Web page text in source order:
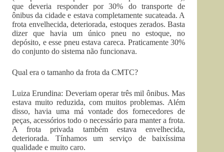
que deveria responder por 30% do transporte de
ônibus da cidade e estava completamente sucateada. A
frota envelhecida, deteriorada, estoques zerados. Basta
dizer que havia um único pneu no estoque, no
depósito, e esse pneu estava careca. Praticamente 30%
do conjunto do sistema não funcionava.
Qual era o tamanho da frota da CMTC?
Luiza Erundina: Deveriam operar três mil ônibus. Mas
estava muito reduzida, com muitos problemas. Além
disso, havia uma má vontade dos fornecedores de
peças, acessórios todo o necessário para manter a frota.
A frota privada também estava envelhecida,
deteriorada. Tínhamos um serviço de baixíssima
qualidade e muito caro.